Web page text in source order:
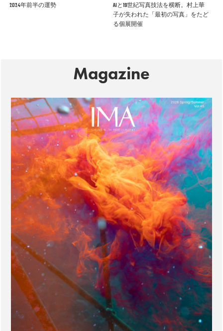
2024年前半の運勢
AIと19世紀写真技法を横断。村上華
子が失われた「最初の写真」をたど
る個展開催
Magazine